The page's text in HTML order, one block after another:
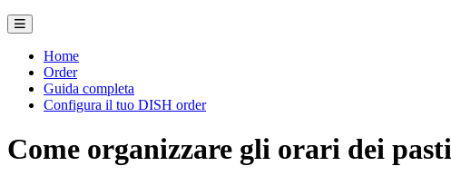
Home
Order
Guida completa
Configura il tuo DISH order
Come organizzare gli orari dei